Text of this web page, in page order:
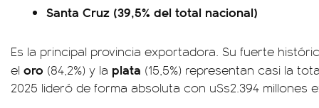
Santa Cruz (39,5% del total nacional)
Es la principal provincia exportadora. Su fuerte
el oro (84,2%) y la plata (15,5%) representan casi la
2025 lideró de forma absoluta con u$s2.394 millones